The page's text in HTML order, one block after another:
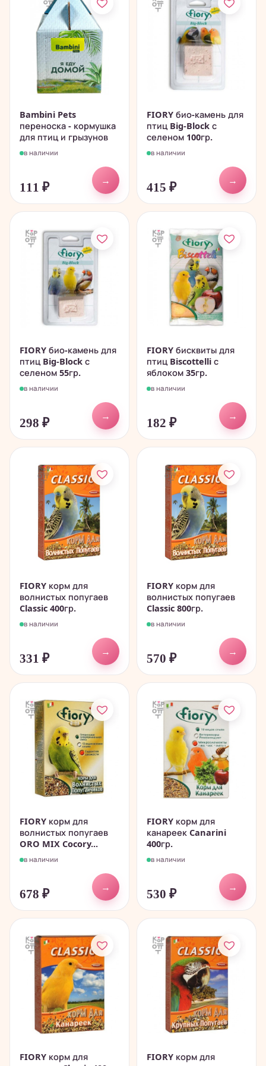
Bambini Pets
переноска - кормушка
для птиц и грызунов
в наличии
111 ₽
→
FIORY био-камень для
птиц Big-Block с
селеном 100гр.
в наличии
415 ₽
→
FIORY био-камень для
птиц Big-Block с
селеном 55гр.
в наличии
298 ₽
→
FIORY бисквиты для
птиц Biscottelli с
яблоком 35гр.
в наличии
182 ₽
→
FIORY корм для
волнистых попугаев
Classic 400гр.
в наличии
331 ₽
→
FIORY корм для
волнистых попугаев
Classic 800гр.
в наличии
570 ₽
→
FIORY корм для
волнистых попугаев
ORO MIX Cocory...
в наличии
678 ₽
→
FIORY корм для
канареек Canarini
400гр.
в наличии
530 ₽
→
FIORY корм для
FIORY корм для